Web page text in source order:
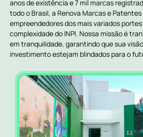
anos de existência e 7 mil marcas
todo o Brasil, a Renova Marcas e
empreendedores dos mais variados
complexidade do INPI. Nossa missão é
em tranquilidade, garantindo que sua
investimento estejam blindados para o